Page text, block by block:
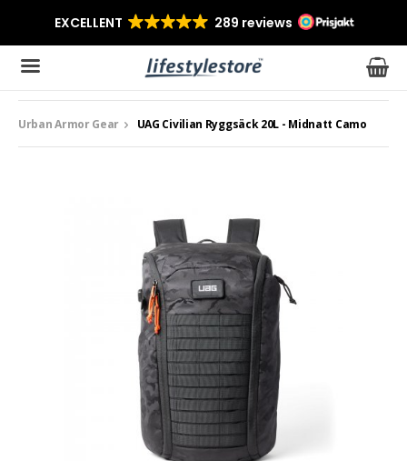
Produkten har blivit tillagd i varukorgen
Urban Armor Gear UAG Civilian Ryggsäck 20L - Midnatt Camo